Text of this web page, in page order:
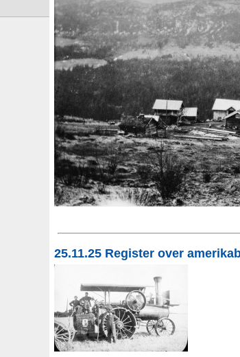
25.11.25 Register over